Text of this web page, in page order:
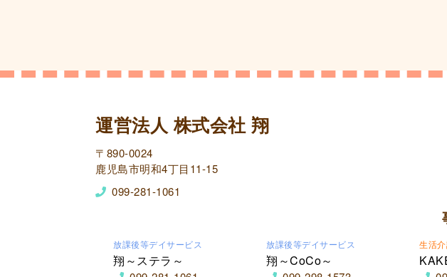
運営法人 株式会社 翔
〒890-0024
鹿児島市明和4丁目11-15
099-281-1061
放課後等デイサービス
翔～ステラ～
放課後等デイサービス
翔～CoCo～
生活